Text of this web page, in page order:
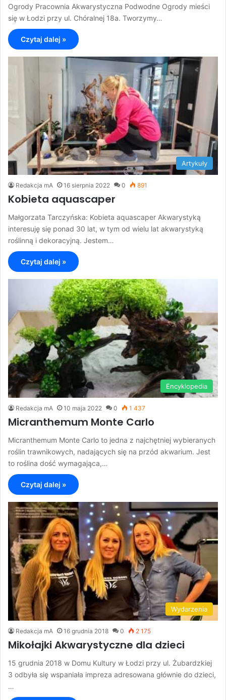
Ogrody Pracownia Akwarystyczna Podwodne Ogrody mieści
się w Łodzi przy ul. Chóralnej 18a. Tworzymy…
Czytaj dalej »
Artykuły
Redakcja mA 16 sierpnia 2022 0 891
Kobieta aquascaper
Małgorzata Tarczyńska: Kobieta aquascaper Akwarystyką
interesuję się ponad 30 lat, w tym od wielu lat akwarystyką
roślinną i dekoracyjną. Jestem…
Czytaj dalej »
Encyklopedia
Redakcja mA 10 maja 2022 0 1 437
Micranthemum Monte Carlo
Micranthemum Monte Carlo to jedna z najchętniej wybieranych
roślin trawnikowych, nadających się na przód akwarium. Jest
to roślina dość wymagająca,…
Czytaj dalej »
Wydarzenia
Redakcja mA 16 grudnia 2018 0 2 175
Mikołajki Akwarystyczne dla dzieci
15 grudnia 2018 w Domu Kultury w Łodzi przy ul. Żubardzkiej
3 odbyła się wspaniała impreza adresowana głównie do dzieci,
…